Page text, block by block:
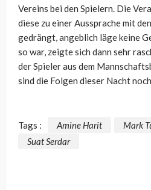
Vereins bei den Spielern. Die
diese zu einer Aussprache mit
gedrängt, angeblich läge keine
so war, zeigte sich dann sehr
der Spieler aus dem
sind die Folgen dieser Nacht
Tags : Amine Harit Mark
Suat Serdar